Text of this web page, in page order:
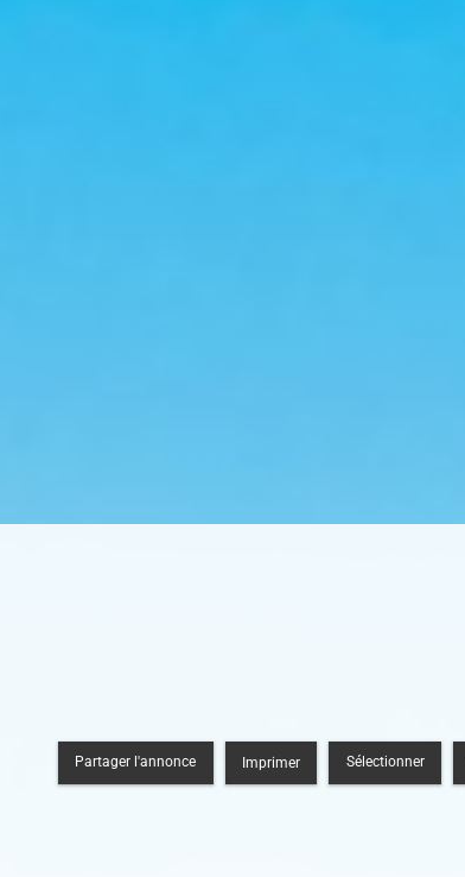
Partager l'annonce Imprimer Sélectionner